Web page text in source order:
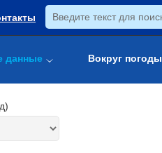
данные Вокруг погоды